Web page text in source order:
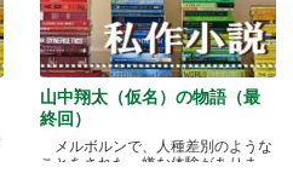
山中翔太（仮名）の物語（最
終回）
メルボルンで、人種差別のような
ことをされた、嫌な体験がありま